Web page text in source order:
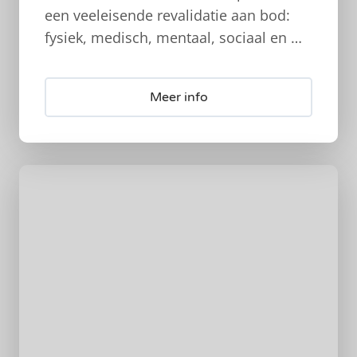
een veeleisende revalidatie aan bod:
fysiek, medisch, mentaal, sociaal en …
Meer info